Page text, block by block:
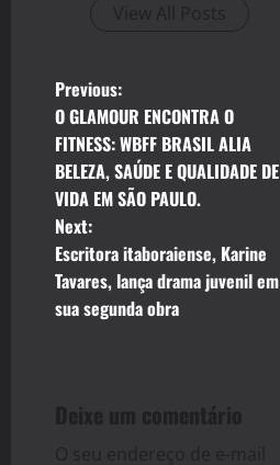
View All Posts
P
o
s
t
n
a
i
Previous:
O GLAMOUR ENCONTRA O
FITNESS: WBFF BRASIL ALIA
BELEZA, SAÚDE E QUALIDADE DE
VIDA EM SÃO PAULO.
Next:
Escritora itaboraiense, Karine
Tavares, lança drama juvenil em
sua segunda obra
Deixe um comentário
O seu endereço de e-mail